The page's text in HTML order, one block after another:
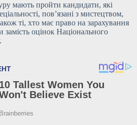
мають пройти кандидати, які
пов’язані з мистецтвом,
ті, хто має право на зарахування
замість оцінок Національного